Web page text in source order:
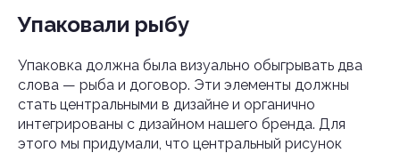
Упаковали рыбу
Упаковка должна была визуально обыгрывать два
слова — рыба и договор. Эти элементы должны
стать центральными в дизайне и органично
интегрированы с дизайном нашего бренда. Для
этого мы придумали, что центральный рисунок